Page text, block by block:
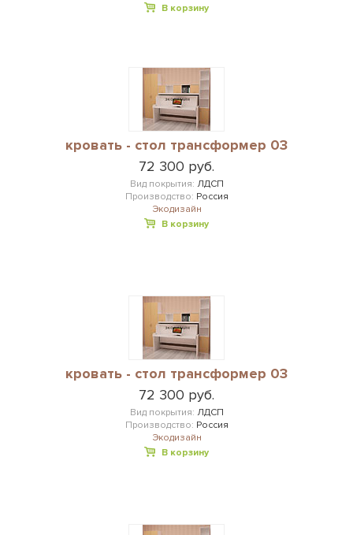
В корзину
кровать - стол трансформер 03
72 300 руб.
Вид покрытия: ЛДСП
Производство: Россия
Экодизайн
В корзину
кровать - стол трансформер 03
72 300 руб.
Вид покрытия: ЛДСП
Производство: Россия
Экодизайн
В корзину